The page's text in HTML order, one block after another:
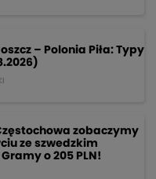
– Polonia Piła: Typy
zobaczymy
ze szwedzkim
o 205 PLN!